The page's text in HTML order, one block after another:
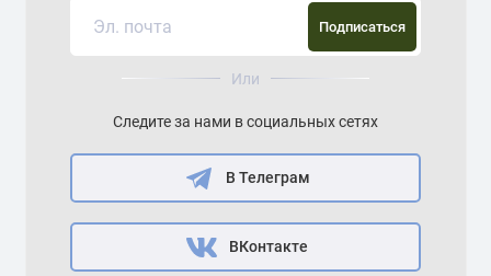
Подписаться
Или
Следите за нами в социальных сетях
В Телеграм
ВКонтакте